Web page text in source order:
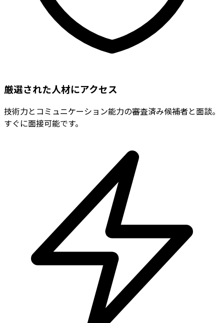
厳選された人材にアクセス
技術力とコミュニケーション能力の審査済み候補者と面談。
すぐに面接可能です。